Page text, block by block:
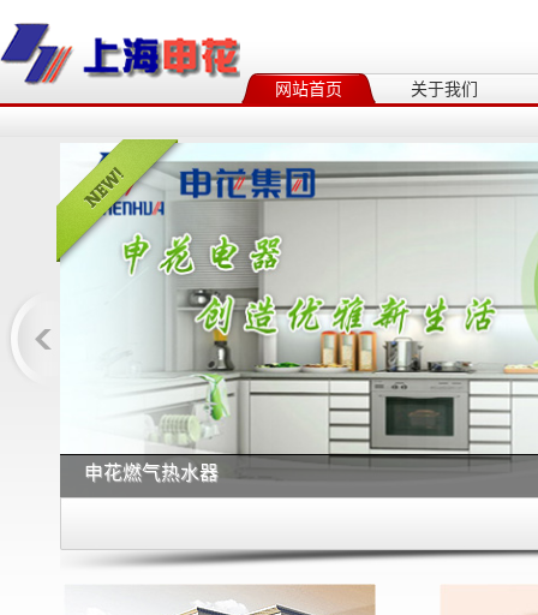
网站首页 关于我们
申花燃气热水器